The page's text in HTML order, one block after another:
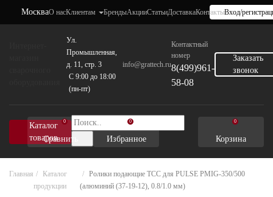
МоскваО насКлиентам БрендыАкцииСтатьиДоставкаКонтактыВход/
Ул.
Промышленная,
д. 11, стр. 3
C 9:00 до 18:00
(пн-пт)
info@grattech.ru
Контактный
номер
8(499)961-
58-08
Заказать
звонок
Каталог
товаров
0
Сравнить
0
Избранное
0
Корзина
Главная
Каталог
продукции
Ролики подающие TCC для PULSE PMIG-350/500
(алюминий (37-19-12), 0.8/1.0 мм)